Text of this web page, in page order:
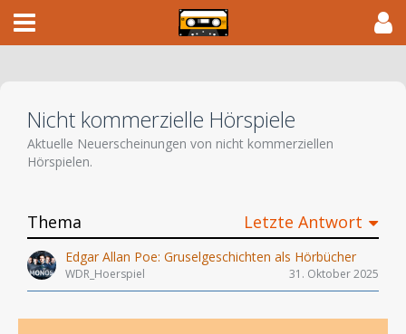
Nicht kommerzielle Hörspiele
Aktuelle Neuerscheinungen von nicht kommerziellen
Hörspielen.
Thema Letzte Antwort
Edgar Allan Poe: Gruselgeschichten als Hörbücher
WDR_Hoerspiel 31. Oktober 2025